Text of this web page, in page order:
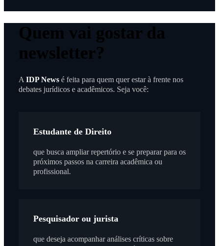
Quem vai gostar da
newsletter?
A IDP News é feita para quem quer estar à frente nos
debates jurídicos e acadêmicos. Seja você:
Estudante de Direito
que busca ampliar repertório e se preparar para os
próximos passos na carreira acadêmica ou
profissional.
Pesquisador ou jurista
que deseja acompanhar análises críticas sobre